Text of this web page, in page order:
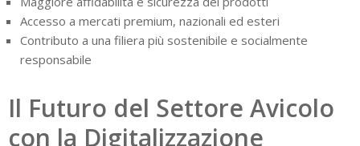
Accesso a mercati premium, nazionali ed esteri
Contributo a una filiera più sostenibile e socialmente
responsabile
Il Futuro del Settore Avicolo
con la Digitalizzazione